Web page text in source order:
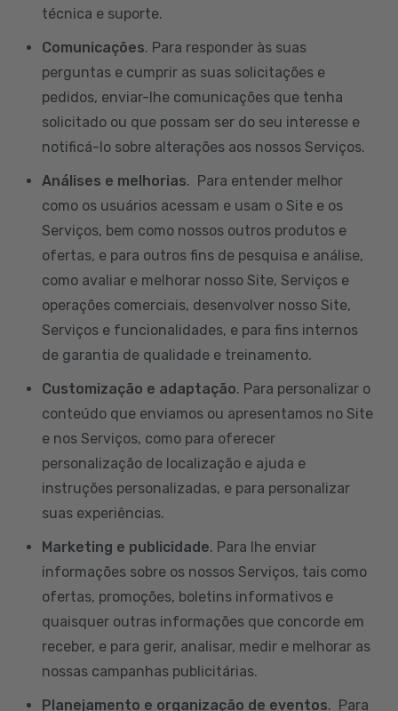
técnica e suporte.
Comunicações. Para responder às suas
perguntas e cumprir as suas solicitações e
pedidos, enviar-lhe comunicações que tenha
solicitado ou que possam ser do seu interesse e
notificá-lo sobre alterações aos nossos Serviços.
Análises e melhorias. Para entender melhor
como os usuários acessam e usam o Site e os
Serviços, bem como nossos outros produtos e
ofertas, e para outros fins de pesquisa e análise,
como avaliar e melhorar nosso Site, Serviços e
operações comerciais, desenvolver nosso Site,
Serviços e funcionalidades, e para fins internos
de garantia de qualidade e treinamento.
Customização e adaptação. Para personalizar o
conteúdo que enviamos ou apresentamos no Site
e nos Serviços, como para oferecer
personalização de localização e ajuda e
instruções personalizadas, e para personalizar
suas experiências.
Marketing e publicidade. Para lhe enviar
informações sobre os nossos Serviços, tais como
ofertas, promoções, boletins informativos e
quaisquer outras informações que concorde em
receber, e para gerir, analisar, medir e melhorar as
nossas campanhas publicitárias.
Planejamento e organização de eventos. Para